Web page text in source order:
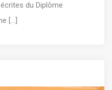
du Diplôme
[...]